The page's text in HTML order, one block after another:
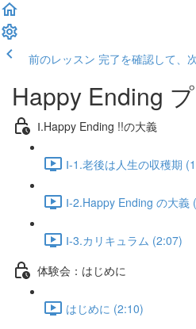
前のレッスン 完了を確認して、
Happy Ending
Ⅰ.Happy Ending !!の大義
Ⅰ-1.老後は人生の収穫期
Ⅰ-2.Happy Ending の大義
Ⅰ-3.カリキュラム (2:07)
体験会：はじめに
はじめに (2:10)